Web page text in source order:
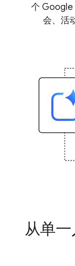
个 Google
会、活
从单